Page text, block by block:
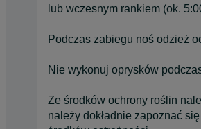
lub wczesnym rankiem (ok.
Podczas zabiegu noś odzież
Nie wykonuj oprysków
Ze środków ochrony roślin
należy dokładnie zapoznać